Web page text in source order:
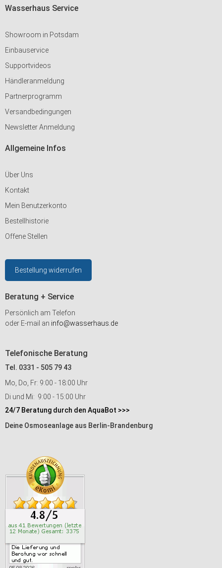
Wasserhaus Service
Showroom in Potsdam
Einbauservice
Supportvideos
Händleranmeldung
Partnerprogramm
Versandbedingungen
Newsletter Anmeldung
Allgemeine Infos
Über Uns
Kontakt
Mein Benutzerkonto
Bestellhistorie
Offene Stellen
Bestellung widerrufen
Beratung + Service
Persönlich am Telefon
oder E-mail an info@wasserhaus.de
Telefonische Beratung
Tel. 0331 - 505 79 43
Mo, Do, Fr: 9:00 - 18:00 Uhr
Di und Mi: 9:00 - 15:00 Uhr
24/7 Beratung durch den AquaBot >>>
Deine Osmoseanlage aus Berlin-Brandenburg